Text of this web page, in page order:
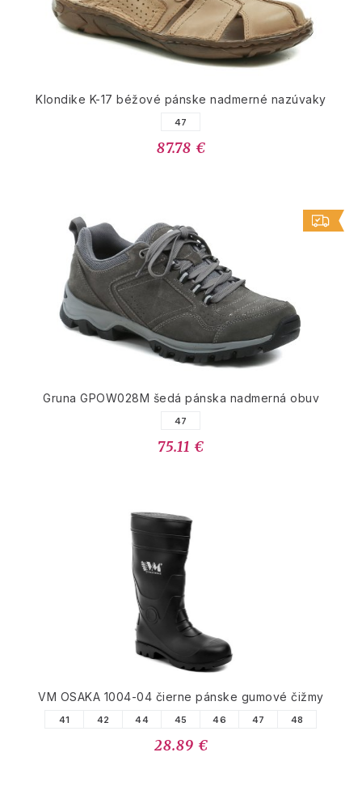
Klondike K-17 béžové pánske nadmerné nazúvaky
47
87.78 €
Gruna GPOW028M šedá pánska nadmerná obuv
47
75.11 €
VM OSAKA 1004-04 čierne pánske gumové čižmy
41 42 44 45 46 47 48
28.89 €